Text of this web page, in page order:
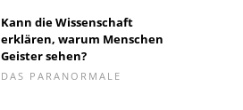
Kann die Wissenschaft
erklären, warum Menschen
Geister sehen?
DAS PARANORMALE